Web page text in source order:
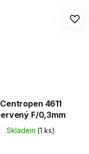
Centropen 4611
červený F/0,3mm
Skladem (1 ks)